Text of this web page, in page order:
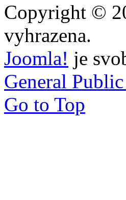
Copyright ©
vyhrazena.
Joomla! je
General
Go to Top